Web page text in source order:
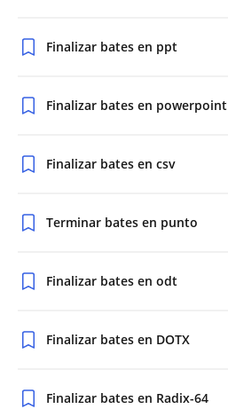
Finalizar bates en ppt
Finalizar bates en powerpoint
Finalizar bates en csv
Terminar bates en punto
Finalizar bates en odt
Finalizar bates en DOTX
Finalizar bates en Radix-64